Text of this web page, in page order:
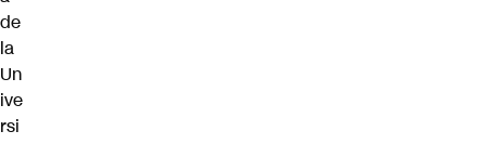
de
la
Un
ive
rsi